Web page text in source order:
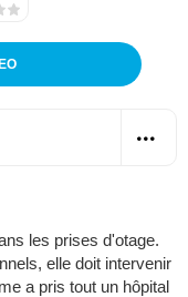
les prises d'otage.
elle doit intervenir
a pris tout un hôpital